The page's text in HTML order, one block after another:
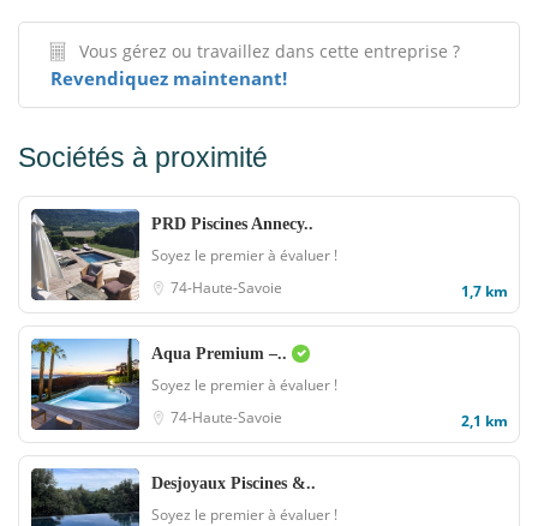
Vous gérez ou travaillez dans cette entreprise ?
Revendiquez maintenant!
Sociétés à proximité
PRD Piscines Annecy..
Soyez le premier à évaluer !
74-Haute-Savoie
1,7 km
Aqua Premium –..
Soyez le premier à évaluer !
74-Haute-Savoie
2,1 km
Desjoyaux Piscines &..
Soyez le premier à évaluer !